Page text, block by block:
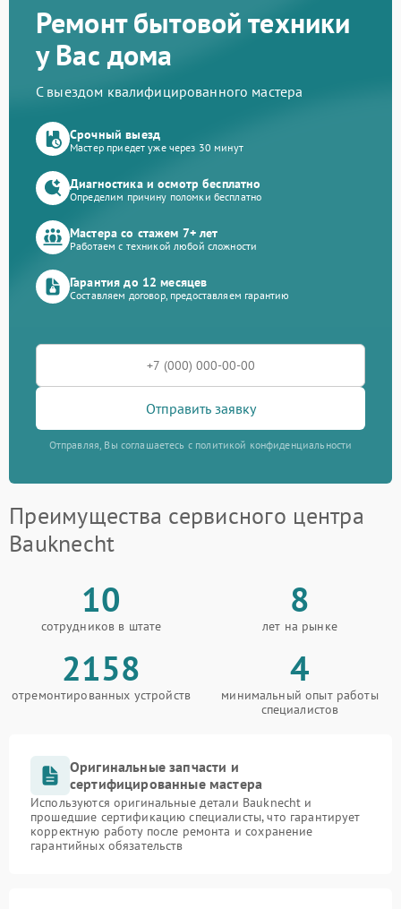
Ремонт бытовой техники
у Вас дома
С выездом квалифицированного мастера
Срочный выезд
Мастер приедет уже через 30 минут
Диагностика и осмотр бесплатно
Определим причину поломки бесплатно
Мастера со стажем 7+ лет
Работаем с техникой любой сложности
Гарантия до 12 месяцев
Составляем договор, предоставляем гарантию
Отправить заявку
Отправляя, Вы соглашаетесь с политикой конфиденциальности
Преимущества сервисного центра
Bauknecht
10
сотрудников в штате
8
лет на рынке
2158
отремонтированных устройств
4
минимальный опыт работы
специалистов
Оригинальные запчасти и
сертифицированные мастера
Используются оригинальные детали Bauknecht и
прошедшие сертификацию специалисты, что гарантирует
корректную работу после ремонта и сохранение
гарантийных обязательств